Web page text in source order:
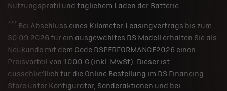
Nutzungsprofil und täglichem Laden der Batterie.
*** Bei Abschluss eines Kilometer-Leasingvertrags bis zum
30.09.2026 für ein ausgewähltes DS Modell erhalten Sie als
Neukunde mit dem Code DSPERFORMANCE2026 einen
Preisvorteil von 1.000 € (inkl. MwSt). Dieser ist
ausschließlich für die Online Bestellung im DS Financing
Store unter Konfigurator, Sonderaktionen und bei